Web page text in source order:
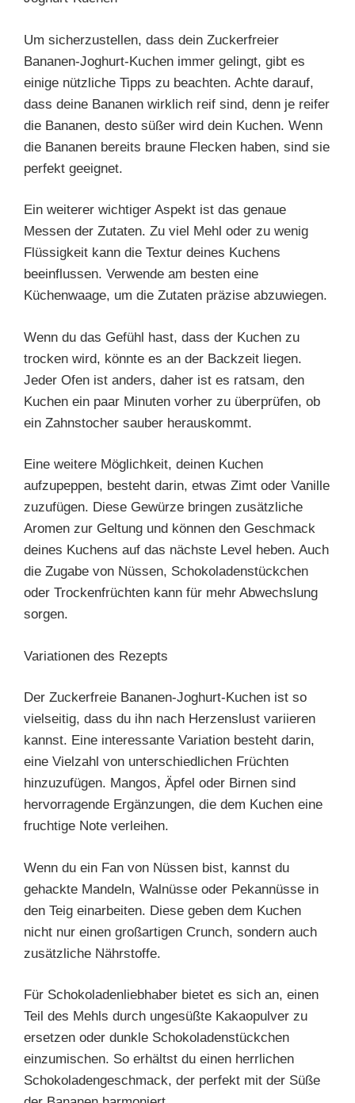
Um sicherzustellen, dass dein Zuckerfreier
Bananen-Joghurt-Kuchen immer gelingt, gibt es
einige nützliche Tipps zu beachten. Achte darauf,
dass deine Bananen wirklich reif sind, denn je reifer
die Bananen, desto süßer wird dein Kuchen. Wenn
die Bananen bereits braune Flecken haben, sind sie
perfekt geeignet.
Ein weiterer wichtiger Aspekt ist das genaue
Messen der Zutaten. Zu viel Mehl oder zu wenig
Flüssigkeit kann die Textur deines Kuchens
beeinflussen. Verwende am besten eine
Küchenwaage, um die Zutaten präzise abzuwiegen.
Wenn du das Gefühl hast, dass der Kuchen zu
trocken wird, könnte es an der Backzeit liegen.
Jeder Ofen ist anders, daher ist es ratsam, den
Kuchen ein paar Minuten vorher zu überprüfen, ob
ein Zahnstocher sauber herauskommt.
Eine weitere Möglichkeit, deinen Kuchen
aufzupeppen, besteht darin, etwas Zimt oder Vanille
zuzufügen. Diese Gewürze bringen zusätzliche
Aromen zur Geltung und können den Geschmack
deines Kuchens auf das nächste Level heben. Auch
die Zugabe von Nüssen, Schokoladenstückchen
oder Trockenfrüchten kann für mehr Abwechslung
sorgen.
Variationen des Rezepts
Der Zuckerfreie Bananen-Joghurt-Kuchen ist so
vielseitig, dass du ihn nach Herzenslust variieren
kannst. Eine interessante Variation besteht darin,
eine Vielzahl von unterschiedlichen Früchten
hinzuzufügen. Mangos, Äpfel oder Birnen sind
hervorragende Ergänzungen, die dem Kuchen eine
fruchtige Note verleihen.
Wenn du ein Fan von Nüssen bist, kannst du
gehackte Mandeln, Walnüsse oder Pekannüsse in
den Teig einarbeiten. Diese geben dem Kuchen
nicht nur einen großartigen Crunch, sondern auch
zusätzliche Nährstoffe.
Für Schokoladenliebhaber bietet es sich an, einen
Teil des Mehls durch ungesüßte Kakaopulver zu
ersetzen oder dunkle Schokoladenstückchen
einzumischen. So erhältst du einen herrlichen
Schokoladengeschmack, der perfekt mit der Süße